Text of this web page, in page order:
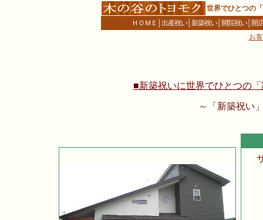
世界でひとつの
ＨＯＭＥ │出産祝い│新築祝い│開院祝い│開
お
■新築祝いに世界でひとつの
～「新築祝い